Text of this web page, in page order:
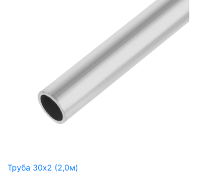
Труба 30х2 (2,0м)